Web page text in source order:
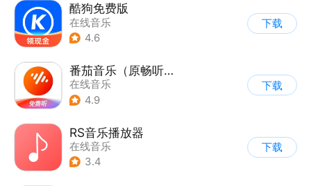
酷狗免费版
在线音乐
4.6
下载
番茄音乐（原畅听音乐）
在线音乐
4.9
下载
RS音乐播放器
在线音乐
3.4
下载